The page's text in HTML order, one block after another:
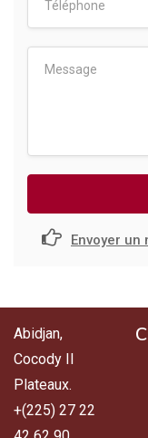
Envoyer
Abidjan,
Cocody II
Plateaux.
+(225) 27 22